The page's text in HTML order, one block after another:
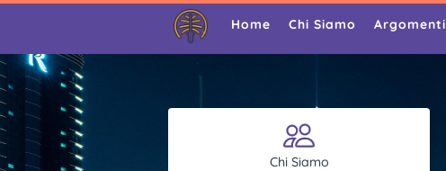
Home Chi Siamo Argomenti
Chi Siamo